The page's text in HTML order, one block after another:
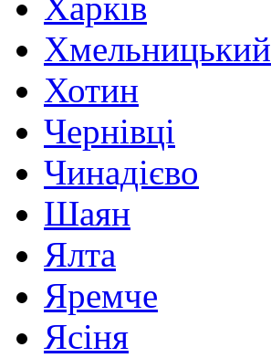
Харків
Хмельницький
Хотин
Чернівці
Чинадієво
Шаян
Ялта
Яремче
Ясіня